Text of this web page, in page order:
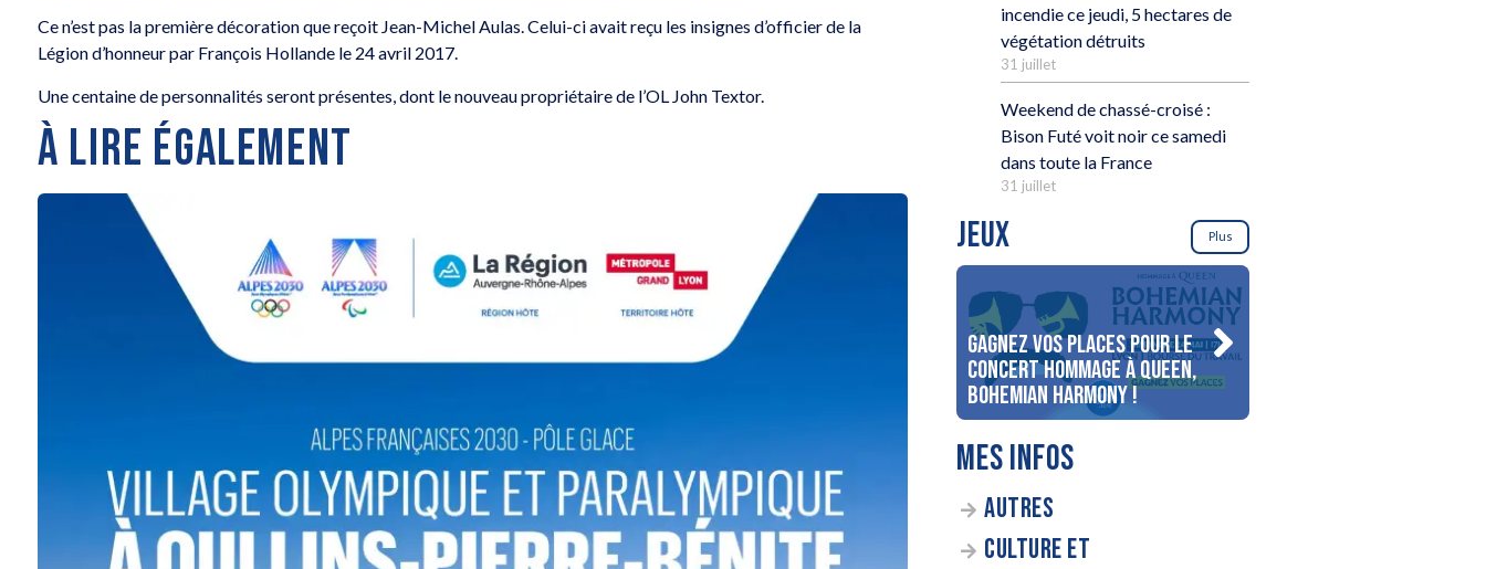
Ce n’est pas la première décoration que reçoit Jean-Michel Aulas. Celui-ci avait reçu les insignes d’officier de la
Légion d’honneur par François Hollande le 24 avril 2017.
Une centaine de personnalités seront présentes, dont le nouveau propriétaire de l’OL John Textor.
À LIRE ÉGALEMENT
incendie ce jeudi, 5 hectares de
végétation détruits
31 juillet
Weekend de chassé-croisé :
Bison Futé voit noir ce samedi
dans toute la France
31 juillet
JEUX Plus
Gagnez vos places pour le
concert Hommage à Queen,
Bohemian Harmony !
MES INFOS
AUTRES
CULTURE ET